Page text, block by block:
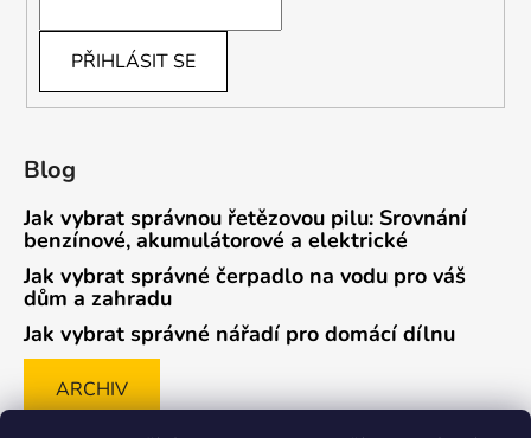
PŘIHLÁSIT SE
Blog
Jak vybrat správnou řetězovou pilu: Srovnání
benzínové, akumulátorové a elektrické
Jak vybrat správné čerpadlo na vodu pro váš
dům a zahradu
Jak vybrat správné nářadí pro domácí dílnu
ARCHIV